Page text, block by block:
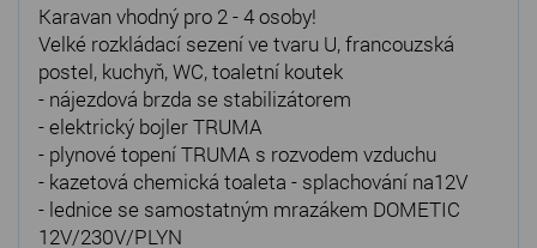
Karavan vhodný pro 2 - 4 osoby!
Velké rozkládací sezení ve tvaru U, francouzská
postel, kuchyň, WC, toaletní koutek
- nájezdová brzda se stabilizátorem
- elektrický bojler TRUMA
- plynové topení TRUMA s rozvodem vzduchu
- kazetová chemická toaleta - splachování na12V
- lednice se samostatným mrazákem DOMETIC
12V/230V/PLYN